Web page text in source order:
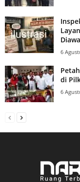
6
di
6